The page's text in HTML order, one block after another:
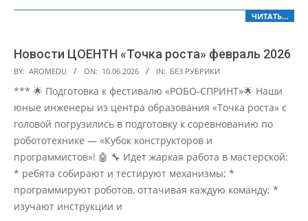
ЧИТАТЬ…
Новости ЦОЕНТН «Точка роста» февраль 2026
2026-
06-
10
BY: AROMEDU ON: 10.06.2026 IN: БЕЗ РУБРИКИ
*** 🌟 Подготовка к фестивалю «РОБО-СПРИНТ»🌟 Наши
юные инженеры из центра образования «Точка роста» с
головой погрузились в подготовку к соревнованию по
робототехнике — «Кубок конструкторов и
программистов»! 🤖 🔧 Идет жаркая работа в мастерской:
* ребята собирают и тестируют механизмы; *
программируют роботов, оттачивая каждую команду; *
изучают инструкции и